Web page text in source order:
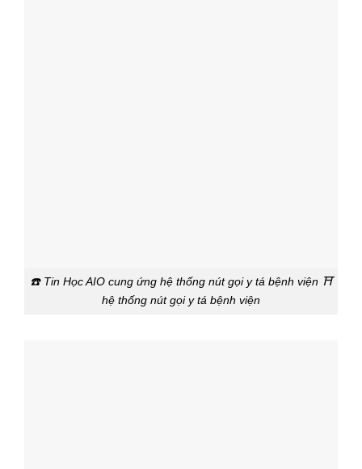
☎️ Tin Học AIO cung ứng hệ thống nút gọi y tá bệnh viện ⛩️
hệ thống nút gọi y tá bệnh viện